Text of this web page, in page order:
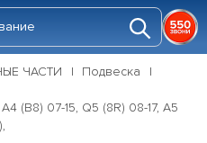
ЧАСТИ
Подвеска
(B8) 07-15, Q5 (8R) 08-17, A5